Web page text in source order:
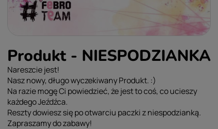
Produkt - NIESPODZIANKA
Nareszcie jest!
Nasz nowy, długo wyczekiwany Produkt. :)
Na razie mogę Ci powiedzieć, że jest to coś, co ucieszy
każdego Jeźdźca.
Reszty dowiesz się po otwarciu paczki z niespodzianką.
Zapraszamy do zabawy!